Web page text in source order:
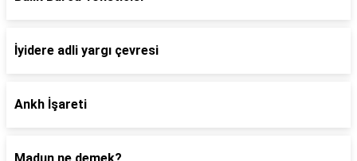
İyidere adli yargı çevresi
Ankh İşareti